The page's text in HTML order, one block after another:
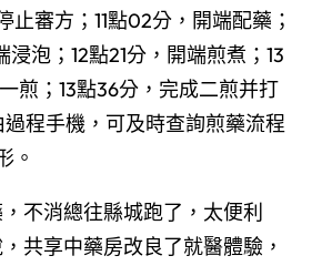
止審方；11點02分，開端配藥；
浸泡；12點21分，開端煎煮；13
煎；13點36分，完成二煎并打
程手機，可及時查詢煎藥流程
。
不消總往縣城跑了，太便利
共享中藥房改良了就醫體驗，